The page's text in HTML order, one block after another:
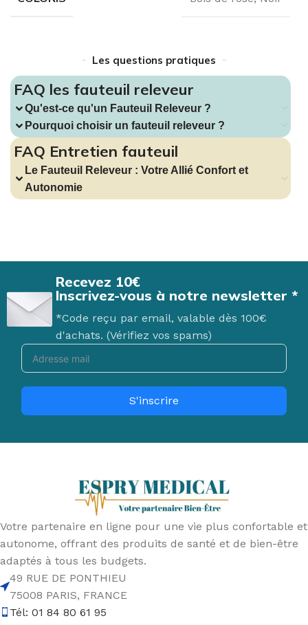
Les questions pratiques
FAQ les fauteuil releveur
Qu'est-ce qu'un Fauteuil Releveur ?
Pourquoi choisir un fauteuil releveur ?
FAQ Entretien fauteuil
Le Fauteuil Releveur : Votre Allié Confort et
Autonomie
Recevez 10€
Inscrivez-vous à notre newsletter *
*Code reçu par email, valable dès 100€
d'achats. (Vérifiez vos spams)
S'inscrire
Votre partenaire en ligne pour une vie plus confortable et
autonome, offrant des produits de santé et de bien-être
adaptés à tous les budgets.
49 RUE DE PONTHIEU
75008 PARIS, FRANCE
Tél: 01 84 80 61 95